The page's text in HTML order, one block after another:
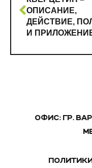
ОПИСАНИЕ,
ДЕЙСТВИЕ,
И
ОФИС: ГР.